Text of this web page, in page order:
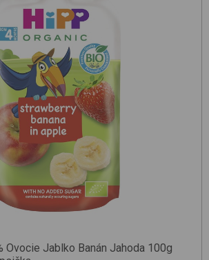
Ovocie Jablko Banán Jahoda 100g